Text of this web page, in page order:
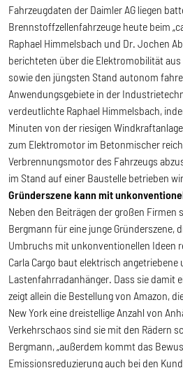
Fahrzeugdaten der Daimler AG liegen
Brennstoffzellenfahrzeuge heute beim
Raphael Himmelsbach und Dr. Jochen
berichteten über die Elektromobilität
sowie den jüngsten Stand autonom
Anwendungsgebiete in der
verdeutlichte Raphael Himmelsbach,
Minuten von der riesigen
zum Elektromotor im Betonmischer
Verbrennungsmotor des Fahrzeugs
im Stand auf einer Baustelle betrieben
Gründerszene kann mit
Neben den Beiträgen der großen Firmen
Bergmann für eine junge Gründerszene,
Umbruchs mit unkonventionellen Ideen
Carla Cargo baut elektrisch
Lastenfahrradanhänger. Dass sie damit
zeigt allein die Bestellung von Amazon,
New York eine dreistellige Anzahl von
Verkehrschaos sind sie mit den Rädern
Bergmann, „außerdem kommt das
Emissionsreduzierung auch bei den